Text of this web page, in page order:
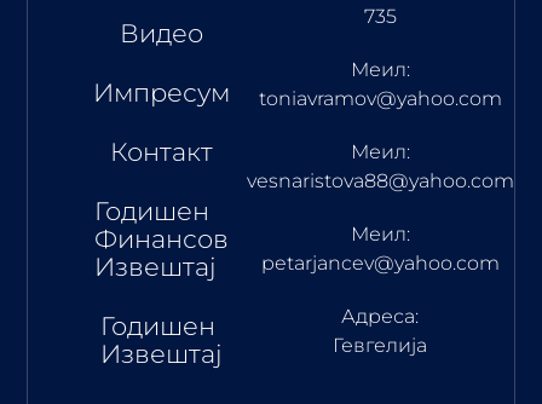
Видео
Импресум
Контакт
Годишен
Финансов
Извештај
Годишен
Извештај
735
Меил:
toniavramov@yahoo.com
Меил:
vesnaristova88@yahoo.com
Меил:
petarjancev@yahoo.com
Адреса:
Гевгелија